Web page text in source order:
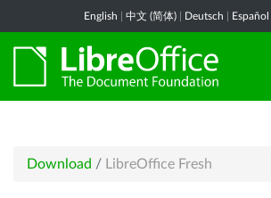
English 中文 (简体) Deutsch Español
Download / LibreOffice Fresh